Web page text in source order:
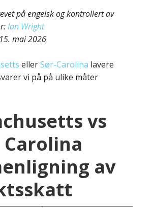
på engelsk og kontrollert av
Ian Wright
15. mai 2026
ellerSør-Carolina lavere
vi på på ulike måter
vs
av